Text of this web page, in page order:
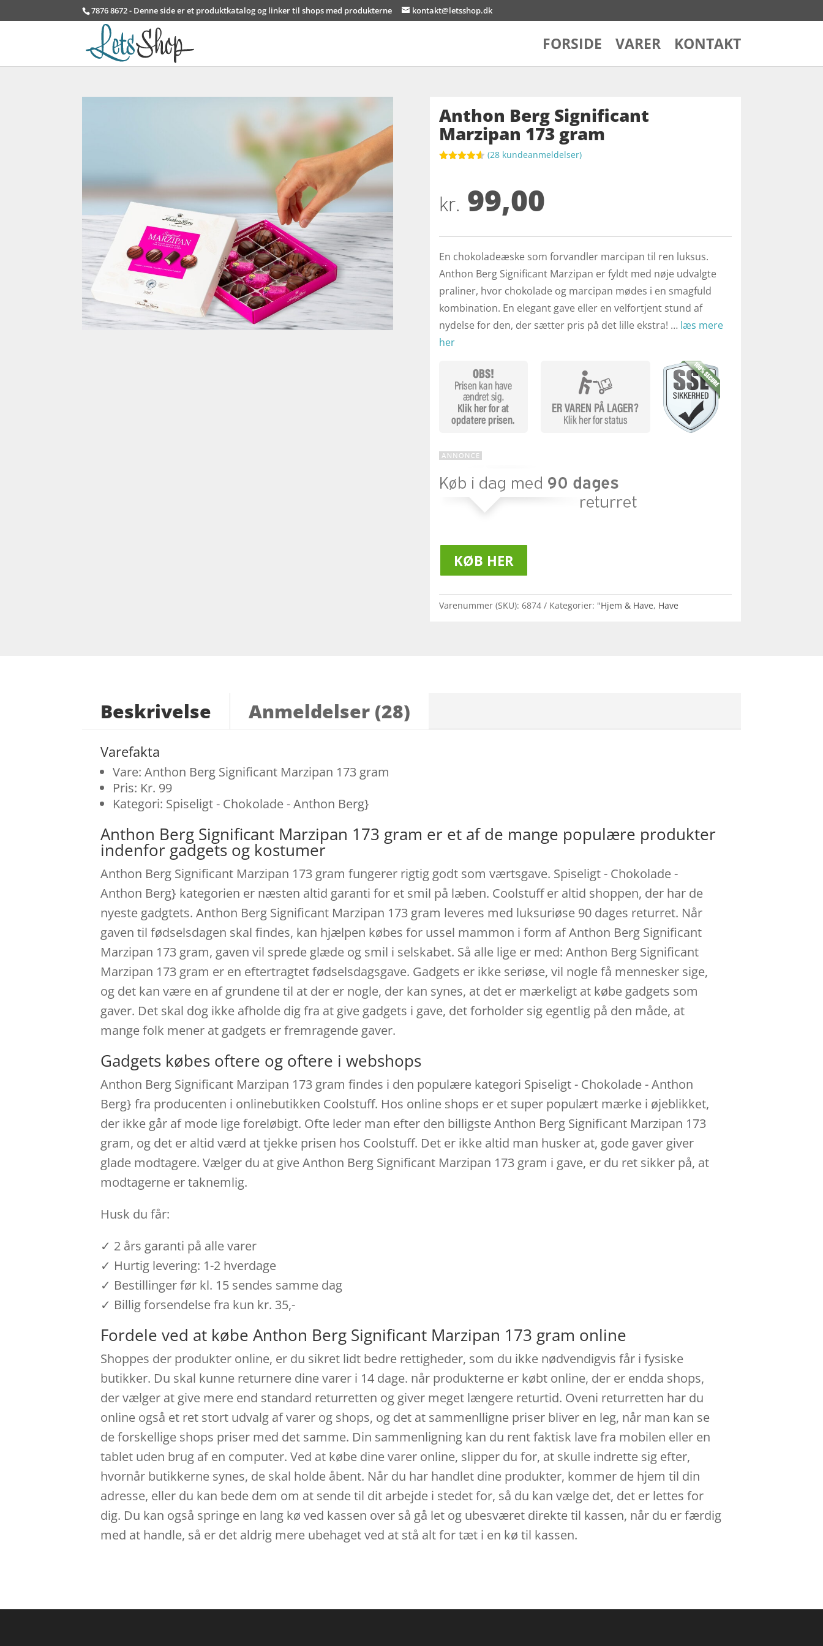
7876 8672 - Denne side er et produktkatalog og linker til shops med produkterne kontakt@letsshop.dk
FORSIDE VARER KONTAKT
Anthon Berg Significant
Marzipan 173 gram
baseret på
kundebedø
mmelser
(28 kundeanmeldelser)
kr. 99,00
En chokoladeæske som forvandler marcipan til ren luksus.
Anthon Berg Significant Marzipan er fyldt med nøje udvalgte
praliner, hvor chokolade og marcipan mødes i en smagfuld
kombination. En elegant gave eller en velfortjent stund af
nydelse for den, der sætter pris på det lille ekstra! … læs mere
her
KØB HER
Varenummer (SKU): 6874 Kategorier: "Hjem & Have, Have
Beskrivelse Anmeldelser (28)
Varefakta
Vare: Anthon Berg Significant Marzipan 173 gram
Pris: Kr. 99
Kategori: Spiseligt - Chokolade - Anthon Berg}
Anthon Berg Significant Marzipan 173 gram er et af de mange populære produkter
indenfor gadgets og kostumer
Anthon Berg Significant Marzipan 173 gram fungerer rigtig godt som værtsgave. Spiseligt - Chokolade -
Anthon Berg} kategorien er næsten altid garanti for et smil på læben. Coolstuff er altid shoppen, der har de
nyeste gadgtets. Anthon Berg Significant Marzipan 173 gram leveres med luksuriøse 90 dages returret. Når
gaven til fødselsdagen skal findes, kan hjælpen købes for ussel mammon i form af Anthon Berg Significant
Marzipan 173 gram, gaven vil sprede glæde og smil i selskabet. Så alle lige er med: Anthon Berg Significant
Marzipan 173 gram er en eftertragtet fødselsdagsgave. Gadgets er ikke seriøse, vil nogle få mennesker sige,
og det kan være en af grundene til at der er nogle, der kan synes, at det er mærkeligt at købe gadgets som
gaver. Det skal dog ikke afholde dig fra at give gadgets i gave, det forholder sig egentlig på den måde, at
mange folk mener at gadgets er fremragende gaver.
Gadgets købes oftere og oftere i webshops
Anthon Berg Significant Marzipan 173 gram findes i den populære kategori Spiseligt - Chokolade - Anthon
Berg} fra producenten i onlinebutikken Coolstuff. Hos online shops er et super populært mærke i øjeblikket,
der ikke går af mode lige foreløbigt. Ofte leder man efter den billigste Anthon Berg Significant Marzipan 173
gram, og det er altid værd at tjekke prisen hos Coolstuff. Det er ikke altid man husker at, gode gaver giver
glade modtagere. Vælger du at give Anthon Berg Significant Marzipan 173 gram i gave, er du ret sikker på, at
modtagerne er taknemlig.
Husk du får:
✓ 2 års garanti på alle varer
✓ Hurtig levering: 1-2 hverdage
✓ Bestillinger før kl. 15 sendes samme dag
✓ Billig forsendelse fra kun kr. 35,-
Fordele ved at købe Anthon Berg Significant Marzipan 173 gram online
Shoppes der produkter online, er du sikret lidt bedre rettigheder, som du ikke nødvendigvis får i fysiske
butikker. Du skal kunne returnere dine varer i 14 dage. når produkterne er købt online, der er endda shops,
der vælger at give mere end standard returretten og giver meget længere returtid. Oveni returretten har du
online også et ret stort udvalg af varer og shops, og det at sammenlligne priser bliver en leg, når man kan se
de forskellige shops priser med det samme. Din sammenligning kan du rent faktisk lave fra mobilen eller en
tablet uden brug af en computer. Ved at købe dine varer online, slipper du for, at skulle indrette sig efter,
hvornår butikkerne synes, de skal holde åbent. Når du har handlet dine produkter, kommer de hjem til din
adresse, eller du kan bede dem om at sende til dit arbejde i stedet for, så du kan vælge det, det er lettes for
dig. Du kan også springe en lang kø ved kassen over så gå let og ubesværet direkte til kassen, når du er færdig
med at handle, så er det aldrig mere ubehaget ved at stå alt for tæt i en kø til kassen.